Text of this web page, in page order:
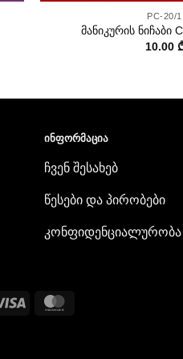
PC-20/1
მანიკურის ნიჩაბი
10.00
ᲘᲜᲤᲝᲠᲛᲐᲪᲘᲐ
ჩვენ შესახებ
წესები და პირობები
კონფიდენციალურობა
Visa